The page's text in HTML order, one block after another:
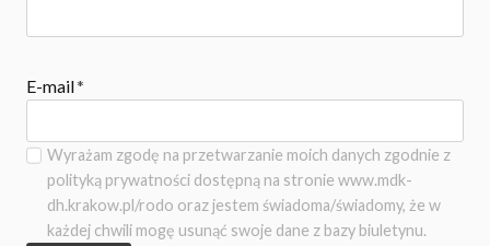
E-mail*
Wyrażam zgodę na przetwarzanie moich danych zgodnie z
polityką prywatności dostępną na stronie www.mdk-
dh.krakow.pl/rodo oraz jestem świadoma/świadomy, że w
każdej chwili mogę usunąć swoje dane z bazy biuletynu.